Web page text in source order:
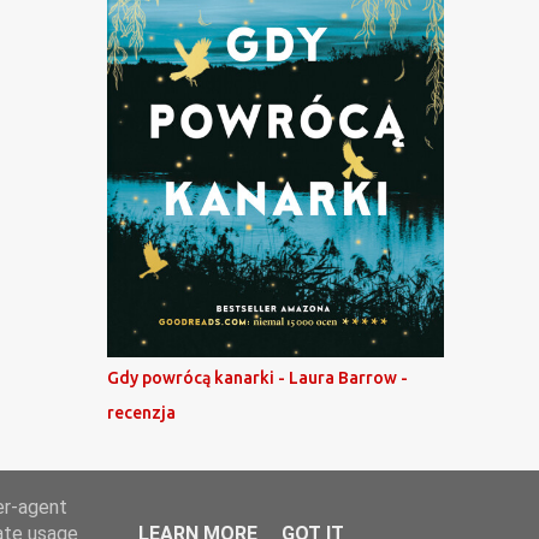
Gdy powrócą kanarki - Laura Barrow -
recenzja
agent
usage
LEARN MORE GOT IT